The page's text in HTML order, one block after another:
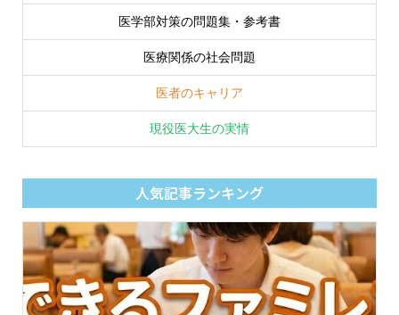
医学部対策の問題集・参考書
医療関係の社会問題
医者のキャリア
現役医大生の実情
人気記事ランキング